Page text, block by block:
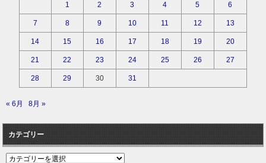
1 2 3 4 5 6
7 8 9 10 11 12 13
14 15 16 17 18 19 20
21 22 23 24 25 26 27
28 29 30 31
« 6月 8月 »
カテゴリー
カ